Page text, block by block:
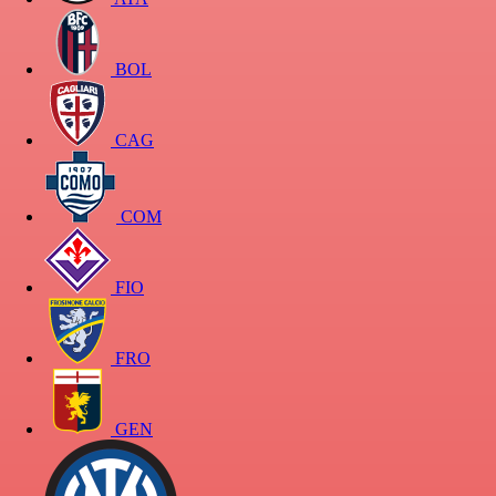
BOL
CAG
COM
FIO
FRO
GEN